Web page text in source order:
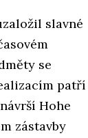
slavné
se
patří
Hohe
zástavby